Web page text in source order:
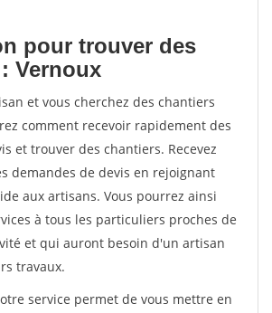
pour trouver des
Vernoux
et vous cherchez des chantiers
comment recevoir rapidement des
et trouver des chantiers. Recevez
demandes de devis en rejoignant
aux artisans. Vous pourrez ainsi
à tous les particuliers proches de
et qui auront besoin d'un artisan
travaux.
service permet de vous mettre en